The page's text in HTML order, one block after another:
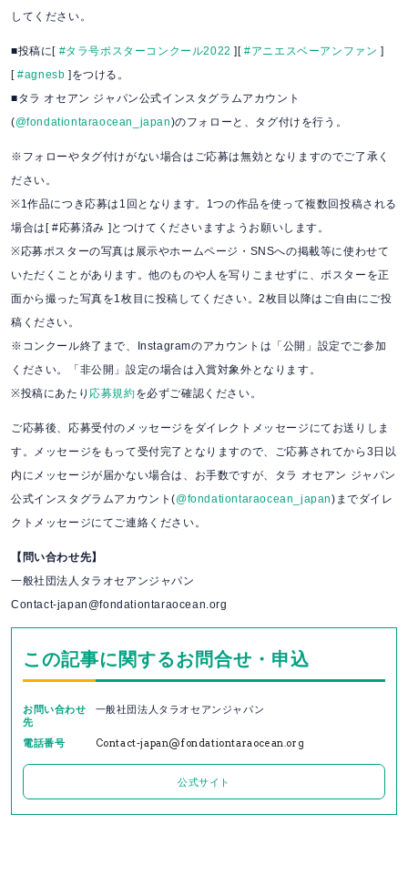
してください。
■投稿に[ #タラ号ポスターコンクール2022 ][#アニエスベーアンファン ]
[#agnesb ]をつける。
■タラ オセアン ジャパン公式インスタグラムアカウント
(@fondationtaraocean_japan)のフォローと、タグ付けを行う。
※フォローやタグ付けがない場合はご応募は無効となりますのでご了承く
ださい。
※1作品につき応募は1回となります。1つの作品を使って複数回投稿される
場合は[ #応募済み ]とつけてくださいますようお願いします。
※応募ポスターの写真は展示やホームページ・SNSへの掲載等に使わせて
いただくことがあります。他のものや人を写りこませずに、ポスターを正
面から撮った写真を1枚目に投稿してください。2枚目以降はご自由にご投
稿ください。
※コンクール終了まで、Instagramのアカウントは「公開」設定でご参加
ください。「非公開」設定の場合は入賞対象外となります。
※投稿にあたり 応募規約を必ずご確認ください。
ご応募後、応募受付のメッセージをダイレクトメッセージにてお送りしま
す。メッセージをもって受付完了となりますので、ご応募されてから3日以
内にメッセージが届かない場合は、お手数ですが、タラ オセアン ジャパン
公式インスタグラムアカウント(@fondationtaraocean_japan)までダイレ
クトメッセージにてご連絡ください。
【問い合わせ先】
一般社団法人タラオセアンジャパン
Contact-japan@fondationtaraocean.org
この記事に関するお問合せ・申込
お問い合わせ
先
一般社団法人タラオセアンジャパン
電話番号 Contact-japan@fondationtaraocean.org
公式サイト